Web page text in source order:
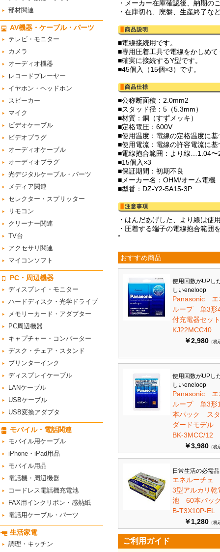
部材関連
AV機器・ケーブル・パーツ
テレビ・モニター
カメラ
オーディオ機器
レコードプレーヤー
イヤホン・ヘッドホン
スピーカー
マイク
ビデオケーブル
ビデオプラグ
オーディオケーブル
オーディオプラグ
光デジタルケーブル・パーツ
メディア関連
セレクター・スプリッター
リモコン
クリーナー関連
TV台
アクセサリ関連
マイコンソフト
PC・周辺機器
ディスプレイ・モニター
ハードディスク・光学ドライブ
メモリーカード・アダプター
PC周辺機器
キャプチャー・コンバーター
デスク・チェア・スタンド
プリンターインク
ディスプレイケーブル
LANケーブル
USBケーブル
USB変換アダプタ
モバイル・電話関連
モバイル用ケーブル
iPhone・iPad用品
モバイル用品
電話機・周辺機器
コードレス電話機充電池
FAX用インクリボン・感熱紙
電話用ケーブル・パーツ
生活家電
調理・キッチン
・メーカー在庫確認後、納期の
・在庫切れ、廃盤、生産終了な
■電線接続用です。
■専用圧着工具で電線をかしめて
■確実に接続するY型です。
■45個入（15個×3）です。
■公称断面積：2.0mm2
■スタッド径：5（5.3mm）
■材質：銅（すずメッキ）
■定格電圧：600V
■使用温度：電線の定格温度に基
■使用電流：電線の許容電流に基
■電線抱合範囲：より線…1.04
■15個入×3
■保証期間：初期不良
■メーカー名：OHM/オーム電機
■型番：DZ-Y2-5A15-3P
・はんだあげした、より線は使
・圧着する端子の電線抱合範囲
“
おすすめ商品
使用回数がUPし
しいeneloop
Panasonic エ
ループ 単3形
付充電器セッ
KJ22MCC40
￥2,980 （税
使用回数がUPし
しいeneloop
Panasonic エ
ループ 単3形
本パック ス
ダードモデル
BK-3MCC/12
￥3,980 （税
日常生活の必需
エネルーチェ
3型アルカリ乾
池 60本パ
B-T3X10P-EL
￥1,280 （税
ご利用ガイド